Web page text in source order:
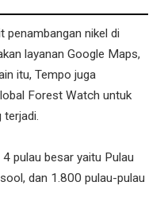
penambangan nikel di
layanan Google Maps,
itu, Tempo juga
Forest Watch untuk
pulau besar yaitu Pulau
dan 1.800 pulau-pulau